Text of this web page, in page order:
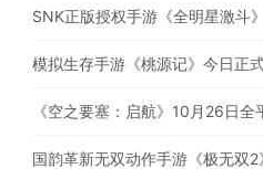
SNK正版授权手游《全明星激斗
《空之要塞：启航》10月26日全
国韵革新无双动作手游《极无双